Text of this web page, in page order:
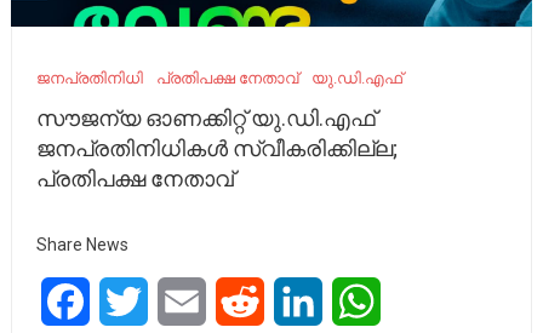
ജനപ്രതിനിധി പ്രതിപക്ഷ നേതാവ് യു.ഡി.എഫ്
സൗജന്യ ഓണക്കിറ്റ് യു.ഡി.എഫ്
ജനപ്രതിനിധികള്‍ സ്വീകരിക്കില്ല;
പ്രതിപക്ഷ നേതാവ്
Share News
FacebookTwitter Email Reddit LinkedIn